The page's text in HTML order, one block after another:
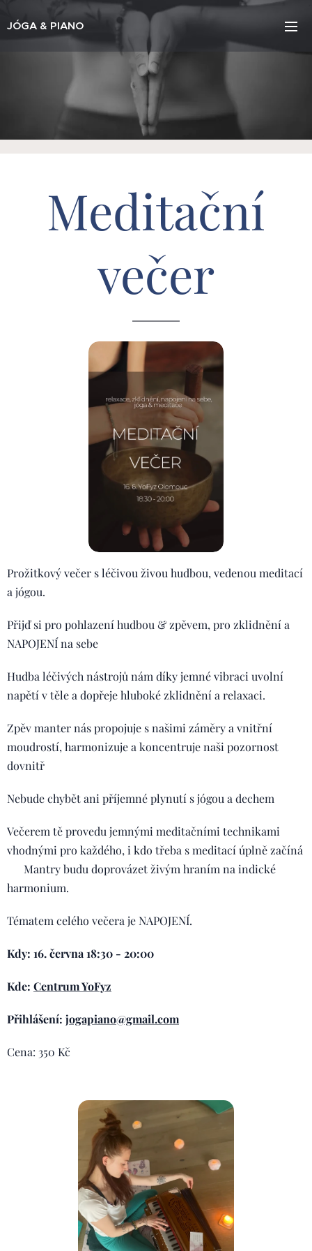
JÓGA & PIANO
Meditační
večer
Prožitkový večer s léčivou živou hudbou, vedenou meditací
a jógou. 🌿
Přijď si pro pohlazení hudbou & zpěvem, pro zklidnění a
NAPOJENÍ na sebe 💫
Hudba léčivých nástrojů nám díky jemné vibraci uvolní
napětí v těle a dopřeje hluboké zklidnění a relaxaci.
Zpěv manter nás propojuje s našimi záměry a vnitřní
moudrostí, harmonizuje a koncentruje naši pozornost
dovnitř 🌿
Nebude chybět ani příjemné plynutí s jógou a dechem🧘🏼‍♀️
Večerem tě provedu jemnými meditačními technikami
vhodnými pro každého, i kdo třeba s meditací úplně začíná
🫶🏻 Mantry budu doprovázet živým hraním na indické
harmonium. 🎹
Tématem celého večera je NAPOJENÍ. 🦋
Kdy: 16. června 18:30 - 20:00
Kde: Centrum YoFyz
Přihlášení: jogapiano@gmail.com
Cena: 350 Kč